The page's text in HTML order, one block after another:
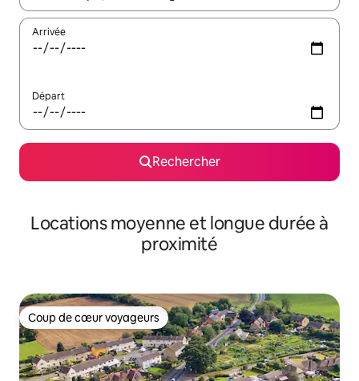
Arrivée
Départ
Rechercher
Locations moyenne et longue durée à
proximité
Coup de cœur voyageurs
Coup de cœur voyageurs